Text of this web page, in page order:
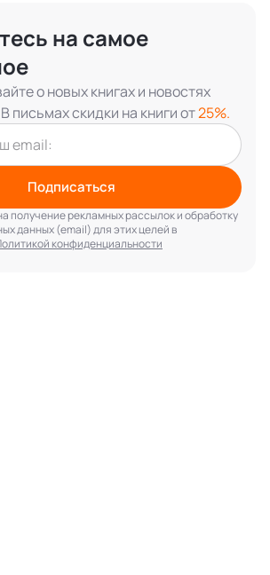
на самое
о новых книгах и новостях
письмах скидки на книги от25%.
Подписаться
получение рекламных рассылок и обработку
данных (email) для этих целей в
конфиденциальности